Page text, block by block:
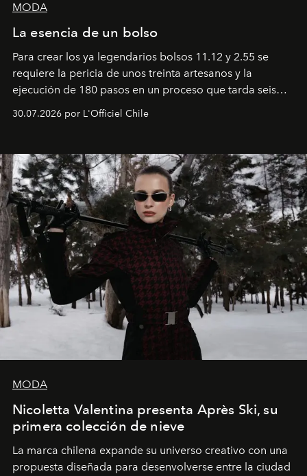
MODA
La esencia de un bolso
Para crear los ya legendarios bolsos 11.12 y 2.55 se
requiere la pericia de unos treinta artesanos y la
ejecución de 180 pasos en un proceso que tarda seis
semanas. Los expertos ponen en práctica una técnica
que se enseña solamente en la escuela de formación de
30.07.2026 por L'Officiel Chile
MODA
Nicoletta Valentina presenta Après Ski, su
primera colección de nieve
La marca chilena expande su universo creativo con una
propuesta diseñada para desenvolverse entre la ciudad